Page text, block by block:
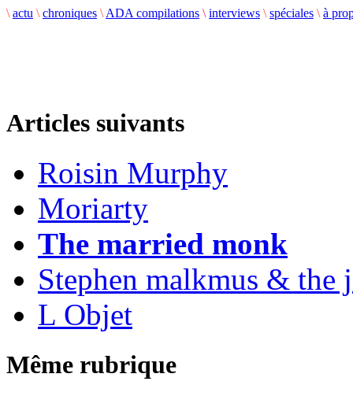
\ actu \ chroniques \ ADA compilations \ interviews \ spéciales \ à
Articles suivants
Roisin Murphy
Moriarty
The married monk
Stephen malkmus & the
L Objet
Même rubrique